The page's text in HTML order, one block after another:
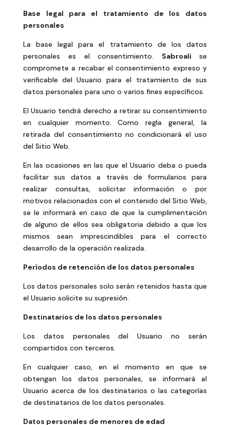
Base legal para el tratamiento de los datos
personales
La base legal para el tratamiento de los datos
personales es el consentimiento. Sabroalise
compromete a recabar el consentimiento expreso y
verificable del Usuario para el tratamiento de sus
datos personales para uno o varios fines específicos.
El Usuario tendrá derecho a retirar su consentimiento
en cualquier momento. Como regla general, la
retirada del consentimiento no condicionará el uso
del Sitio Web.
En las ocasiones en las que el Usuario deba o pueda
facilitar sus datos a través de formularios para
realizar consultas, solicitar información o por
motivos relacionados con el contenido del Sitio Web,
se le informará en caso de que la cumplimentación
de alguno de ellos sea obligatoria debido a que los
mismos sean imprescindibles para el correcto
desarrollo de la operación realizada.
Períodos de retención de los datos personales
Los datos personales solo serán retenidos hasta que
el Usuario solicite su supresión.
Destinatarios de los datos personales
Los datos personales del Usuario no serán
compartidos con terceros.
En cualquier caso, en el momento en que se
obtengan los datos personales, se informará al
Usuario acerca de los destinatarios o las categorías
de destinatarios de los datos personales.
Datos personales de menores de edad